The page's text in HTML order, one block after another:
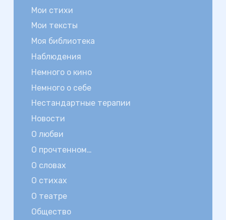
Мои стихи
Мои тексты
Моя библиотека
Наблюдения
Немного о кино
Немного о себе
Нестандартные терапии
Новости
О любви
О прочтенном…
О словах
О стихах
О театре
Общество